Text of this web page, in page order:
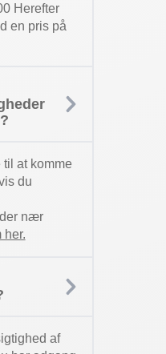
Herefter
en pris på
til at komme
du
nær
her.
af